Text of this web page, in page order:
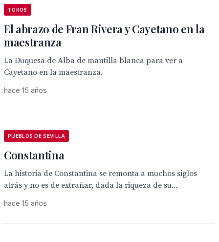
TOROS
El abrazo de Fran Rivera y Cayetano en la
maestranza
La Duquesa de Alba de mantilla blanca para ver a
Cayetano en la maestranza.
hace 15 años
PUEBLOS DE SEVILLA
Constantina
La historia de Constantina se remonta a muchos siglos
atrás y no es de extrañar, dada la riqueza de su...
hace 15 años